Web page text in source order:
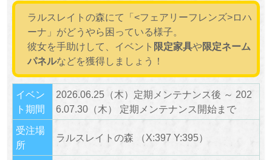
ラルスレイトの森にて「<フェアリーフレンズ>ロハ
ーナ」がどうやら困っている様子。
彼女を手助けして、イベント 限定家具や限定ネーム
パネルなどを獲得しましょう！
イベン
ト期間
2026.06.25（木）定期メンテナンス後 ～ 202
6.07.30（木） 定期メンテナンス開始まで
受注場
所
ラルスレイトの森 （X:397 Y:395）